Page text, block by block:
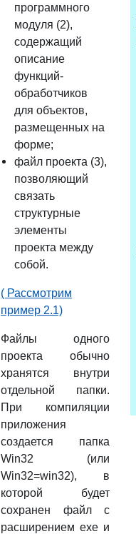
программного
модуля (2),
содержащий
описание
функций-
обработчиков
для объектов,
размещенных на
форме;
файл проекта (3),
позволяющий
связать
структурные
элементы
проекта между
собой.
( Рассмотрим
пример 2.1)
Файлы одного
проекта обычно
хранятся внутри
отдельной папки.
При компиляции
приложения
создается папка
Win32 (или
Win32=win32), в
которой будет
сохранен файл с
расширением exe и